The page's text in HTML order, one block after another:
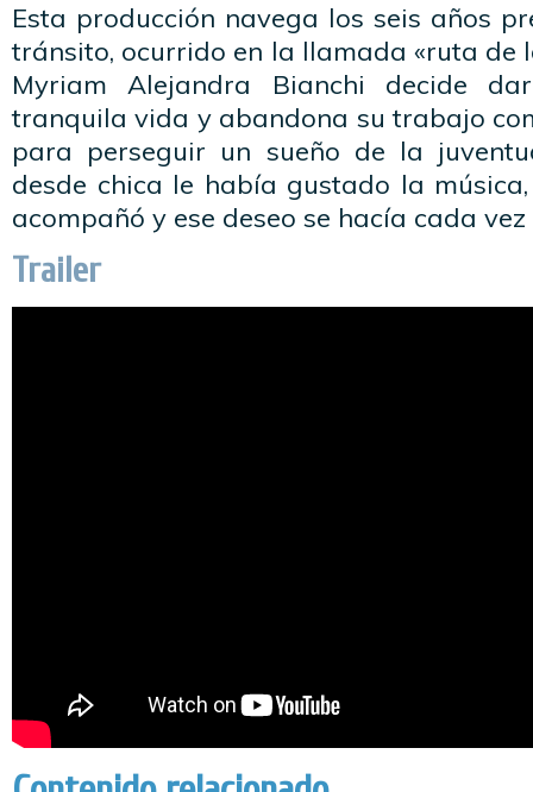
Esta producción navega los seis años
tránsito, ocurrido en la llamada «ruta de
Myriam Ale­jandra Bianchi decide
tranquila vida y abandona su trabajo
para perseguir un sueño de la
desde chica le había gustado la
acompañó y ese deseo se hacía cada
Trailer